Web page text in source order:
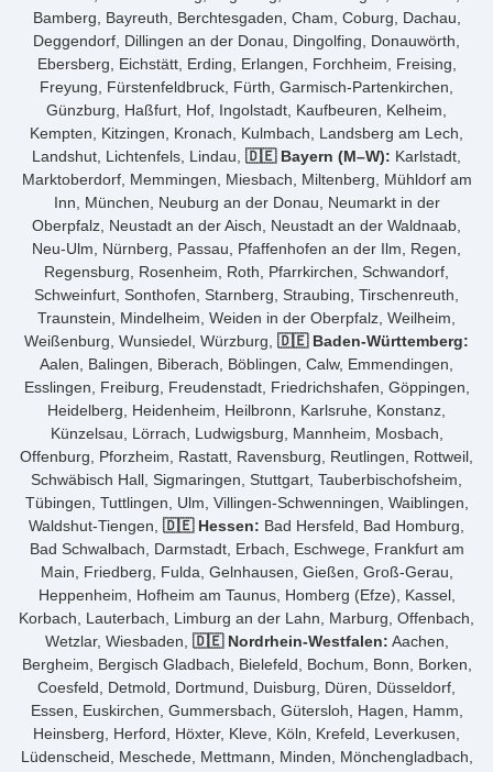
Bamberg, Bayreuth, Berchtesgaden, Cham, Coburg, Dachau,
Deggendorf, Dillingen an der Donau, Dingolfing, Donauwörth,
Ebersberg, Eichstätt, Erding, Erlangen, Forchheim, Freising,
Freyung, Fürstenfeldbruck, Fürth, Garmisch-Partenkirchen,
Günzburg, Haßfurt, Hof, Ingolstadt, Kaufbeuren, Kelheim,
Kempten, Kitzingen, Kronach, Kulmbach, Landsberg am Lech,
Landshut, Lichtenfels, Lindau, 🇩🇪 Bayern (M–W): Karlstadt,
Marktoberdorf, Memmingen, Miesbach, Miltenberg, Mühldorf am
Inn, München, Neuburg an der Donau, Neumarkt in der
Oberpfalz, Neustadt an der Aisch, Neustadt an der Waldnaab,
Neu-Ulm, Nürnberg, Passau, Pfaffenhofen an der Ilm, Regen,
Regensburg, Rosenheim, Roth, Pfarrkirchen, Schwandorf,
Schweinfurt, Sonthofen, Starnberg, Straubing, Tirschenreuth,
Traunstein, Mindelheim, Weiden in der Oberpfalz, Weilheim,
Weißenburg, Wunsiedel, Würzburg, 🇩🇪 Baden-Württemberg:
Aalen, Balingen, Biberach, Böblingen, Calw, Emmendingen,
Esslingen, Freiburg, Freudenstadt, Friedrichshafen, Göppingen,
Heidelberg, Heidenheim, Heilbronn, Karlsruhe, Konstanz,
Künzelsau, Lörrach, Ludwigsburg, Mannheim, Mosbach,
Offenburg, Pforzheim, Rastatt, Ravensburg, Reutlingen, Rottweil,
Schwäbisch Hall, Sigmaringen, Stuttgart, Tauberbischofsheim,
Tübingen, Tuttlingen, Ulm, Villingen-Schwenningen, Waiblingen,
Waldshut-Tiengen, 🇩🇪 Hessen: Bad Hersfeld, Bad Homburg,
Bad Schwalbach, Darmstadt, Erbach, Eschwege, Frankfurt am
Main, Friedberg, Fulda, Gelnhausen, Gießen, Groß-Gerau,
Heppenheim, Hofheim am Taunus, Homberg (Efze), Kassel,
Korbach, Lauterbach, Limburg an der Lahn, Marburg, Offenbach,
Wetzlar, Wiesbaden, 🇩🇪 Nordrhein-Westfalen: Aachen,
Bergheim, Bergisch Gladbach, Bielefeld, Bochum, Bonn, Borken,
Coesfeld, Detmold, Dortmund, Duisburg, Düren, Düsseldorf,
Essen, Euskirchen, Gummersbach, Gütersloh, Hagen, Hamm,
Heinsberg, Herford, Höxter, Kleve, Köln, Krefeld, Leverkusen,
Lüdenscheid, Meschede, Mettmann, Minden, Mönchengladbach,